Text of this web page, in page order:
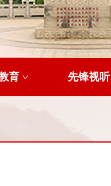
育 先锋视听